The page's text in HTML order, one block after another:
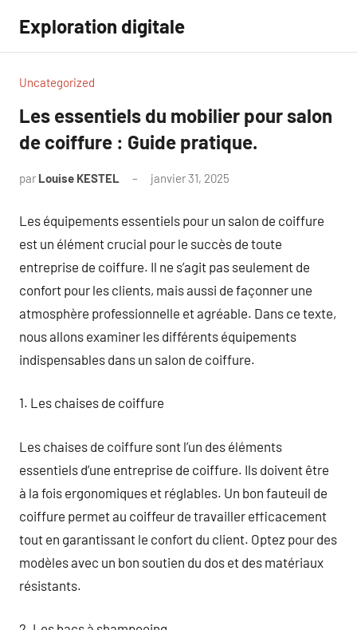
contenu
Exploration digitale
Uncategorized
Les essentiels du mobilier pour salon
de coiffure : Guide pratique.
par Louise KESTEL janvier 31, 2025
Les équipements essentiels pour un salon de coiffure
est un élément crucial pour le succès de toute
entreprise de coiffure. Il ne s’agit pas seulement de
confort pour les clients, mais aussi de façonner une
atmosphère professionnelle et agréable. Dans ce texte,
nous allons examiner les différents équipements
indispensables dans un salon de coiffure.
1. Les chaises de coiffure
Les chaises de coiffure sont l’un des éléments
essentiels d’une entreprise de coiffure. Ils doivent être
à la fois ergonomiques et réglables. Un bon fauteuil de
coiffure permet au coiffeur de travailler efficacement
tout en garantissant le confort du client. Optez pour des
modèles avec un bon soutien du dos et des matériaux
résistants.